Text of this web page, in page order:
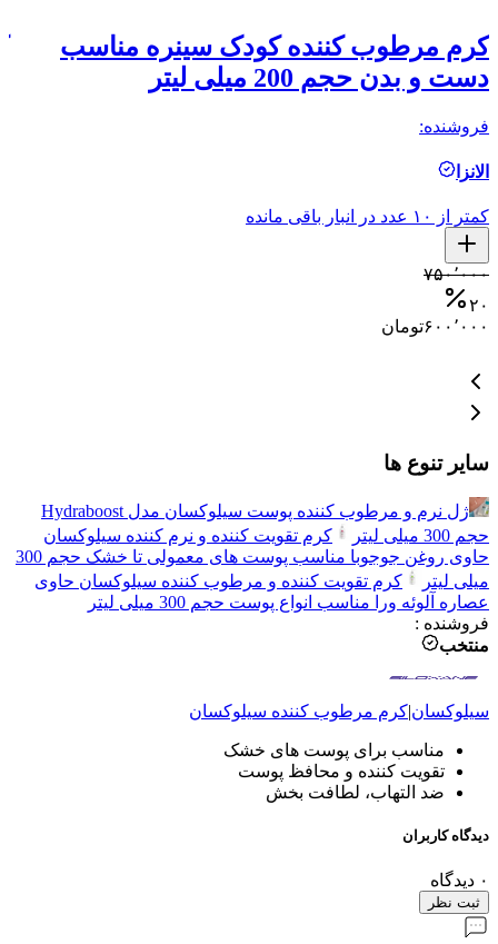
کرم مرطوب کننده کودک سینره مناسب
دست و بدن حجم 200 میلی لیتر
فروشنده:
الانزا
کمتر از ۱۰ عدد در انبار باقی مانده
۷۵۰٬۰۰۰
۲۰
۶۰۰٬۰۰۰تومان
سایر تنوع ها
ژل نرم و مرطوب کننده پوست سیلوکسان مدل Hydraboost
حجم 300 میلی لیتر
کرم تقویت کننده و نرم کننده سیلوکسان
حاوی روغن جوجوبا مناسب پوست های معمولی تا خشک حجم 300
میلی لیتر
کرم تقویت کننده و مرطوب کننده سیلوکسان حاوی
عصاره آلوئه ورا مناسب انواع پوست حجم 300 میلی لیتر
فروشنده :
منتخب
سیلوکسان|کرم مرطوب کننده سیلوکسان
مناسب برای پوست های خشک
تقویت کننده و محافظ پوست
ضد التهاب، لطافت بخش
دیدگاه کاربران
۰ دیدگاه
ثبت نظر